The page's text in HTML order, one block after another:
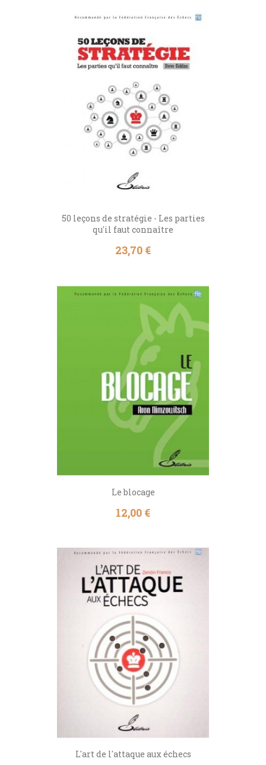
50 leçons de stratégie - Les parties
qu'il faut connaître
Prix
23,70 €
Le blocage
Prix
12,00 €
L'art de l'attaque aux échecs